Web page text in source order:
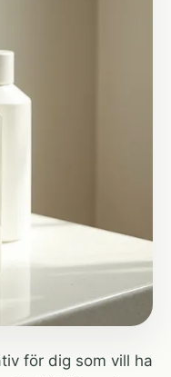
för dig som vill ha